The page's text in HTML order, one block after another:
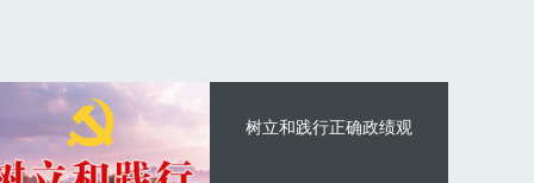
树立和践行正确政绩观